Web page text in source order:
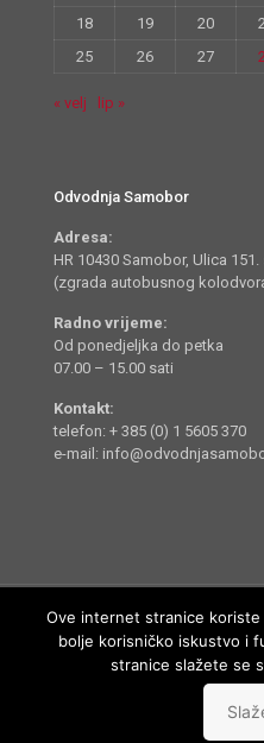
18
19 20
25
26 27
« velj lip »
Odvodnja Samobor
Adresa:
HR 10430 Samobor, Ulica
(zgrada autobusnog
Radno vrijeme:
Od ponedjeljka do petka
07.00 – 15.00 sati
Kontakt:
telefon: + 385 (0) 1 5605 370
e-mail:
Odvodnja Samobor d.o.o. ©
Ove internet stranice
bolje korisničko iskustvo i
stranice slažete se